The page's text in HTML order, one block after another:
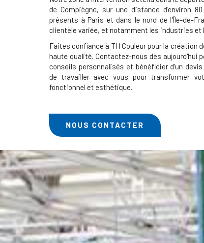
de Compiègne, sur une distance d'environ
présents à Paris et dans le nord de l'Île-de-
clientèle variée, et notamment les industries et
Faites confiance à TH Couleur pour la création
haute qualité. Contactez-nous dès aujourd'hui
conseils personnalisés et bénéficier d'un
de travailler avec vous pour transformer
fonctionnel et esthétique.
NOUS CONTACTER